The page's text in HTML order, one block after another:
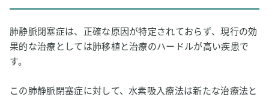
肺静脈閉塞症は、正確な原因が特定されておらず、現行の効
果的な治療としては肺移植と治療のハードルが高い疾患で
す。
この肺静脈閉塞症に対して、水素吸入療法は新たな治療法と